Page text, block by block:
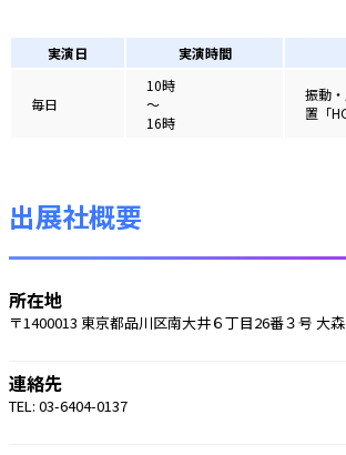
実演日 実演時間
毎日
10時
〜
16時
振動
置「
出展社概要
所在地
〒1400013 東京都品川区南大井６丁目26番３号 大
連絡先
TEL: 03-6404-0137